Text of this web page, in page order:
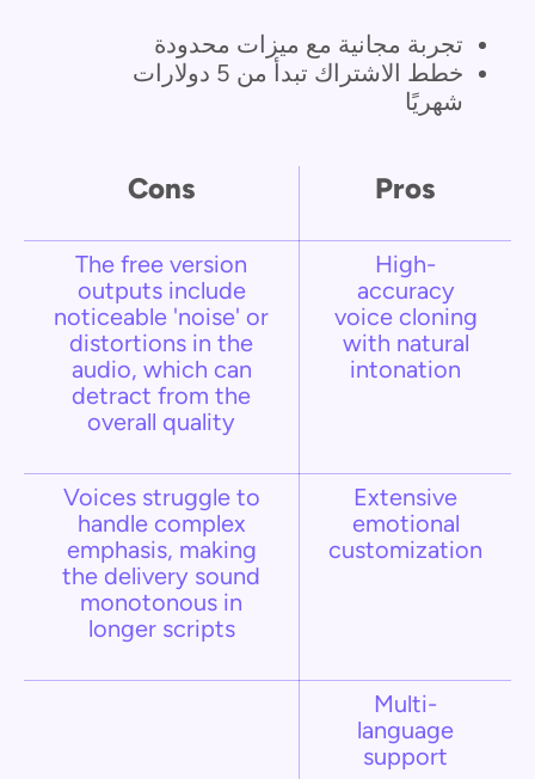
تجربة مجانية مع ميزات محدودة
خطط الاشتراك تبدأ من 5 دولارات
شهريًا
Pros
Cons
High-
accuracy
voice cloning
with natural
intonation
The free version
outputs include
noticeable 'noise' or
distortions in the
audio, which can
detract from the
overall quality
Extensive
emotional
customization
Voices struggle to
handle complex
emphasis, making
the delivery sound
monotonous in
longer scripts​
Multi-
language
support